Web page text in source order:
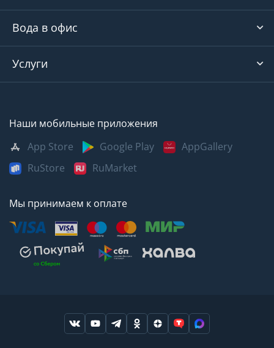
Вода в офис
Услуги
Наши мобильные приложения
App Store
Google Play
AppGallery
RuStore
RuMarket
Мы принимаем к оплате